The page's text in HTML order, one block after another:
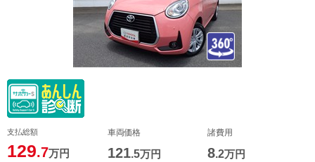
支払総額
129.7万円
車両価格
121.5万円
諸費用
8.2万円